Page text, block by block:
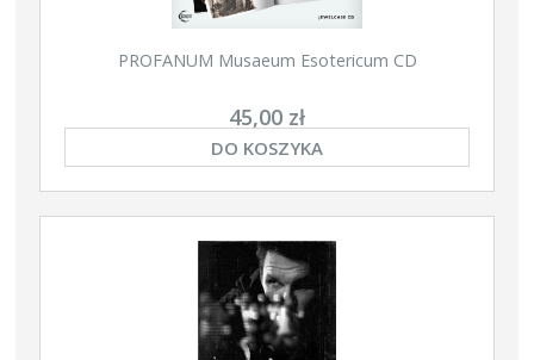
PROFANUM Musaeum Esotericum CD
45,00 zł
DO KOSZYKA